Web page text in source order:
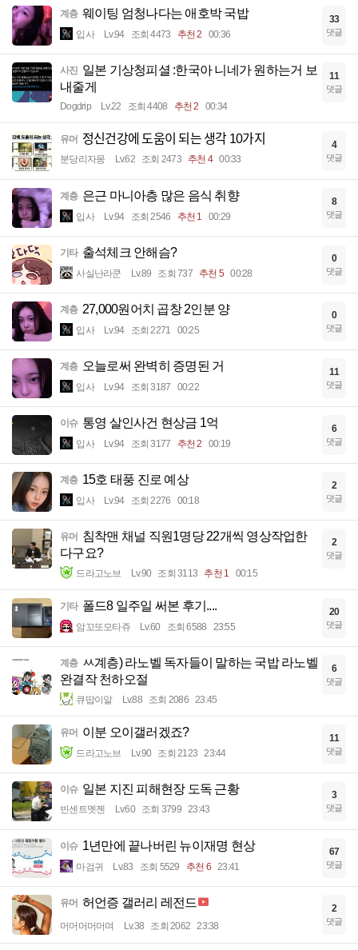
계층 웨이팅 엄청나다는 애호박 국밥
입사 Lv.94 조회 4473 추천 2 00:36
33
댓글
사진 일본 기상청피셜 :한국아 니네가 원하는거 보
내줄게
Dogdrip Lv.22 조회 4408 추천 2 00:34
11
댓글
유머 정신건강에 도움이 되는 생각 10가지
분당리자몽 Lv.62 조회 2473 추천 4 00:33
4
댓글
계층 은근 마니아층 많은 음식 취향
입사 Lv.94 조회 2546 추천 1 00:29
8
댓글
기타 출석체크 안해슴?
사실난라쿤 Lv.89 조회 737 추천 5 00:28
0
댓글
계층 27,000원어치 곱창 2인분 양
입사 Lv.94 조회 2271 00:25
0
댓글
계층 오늘로써 완벽히 증명된 거
입사 Lv.94 조회 3187 00:22
11
댓글
이슈 통영 살인사건 현상금 1억
입사 Lv.94 조회 3177 추천 2 00:19
6
댓글
계층 15호 태풍 진로 예상
입사 Lv.94 조회 2276 00:18
2
댓글
유머 침착맨 채널 직원1명당 22개씩 영상작업한
다구요?
드라고노브 Lv.90 조회 3113 추천 1 00:15
2
댓글
기타 폴드8 일주일 써본 후기....
암꼬또모타쥬 Lv.60 조회 6588 23:55
20
댓글
계층 ㅆ계층) 라노벨 독자들이 말하는 국밥 라노벨
완결작 천하오절
큐땁이알 Lv.88 조회 2086 23:45
6
댓글
유머 이분 오이갤러겠죠?
드라고노브 Lv.90 조회 2123 23:44
11
댓글
이슈 일본 지진 피해현장 도독 근황
빈센트멧젠 Lv.60 조회 3799 23:43
3
댓글
이슈 1년만에 끝나버린 뉴이재명 현상
마검귀 Lv.83 조회 5529 추천 6 23:41
67
댓글
유머 허언증 갤러리 레전드
머머머머머며 Lv.38 조회 2062 23:38
2
댓글